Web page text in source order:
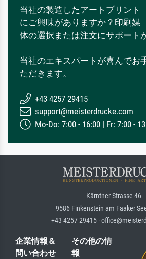
当社の製造したアートプリント
にご興味がありますか？印刷媒
体の選択または注文にサポート
当社のエキスパートが喜んでお
ただきます。
+43 4257 29415
support@meisterdrucke.com
Mo-Do: 7:00 - 16:00 | Fr: 7:00 -
Kärntner Strasse 46
9586 Finkenstein am Faaker
+43 4257 29415 ·
企業情報＆
問い合わせ
その他の情
報